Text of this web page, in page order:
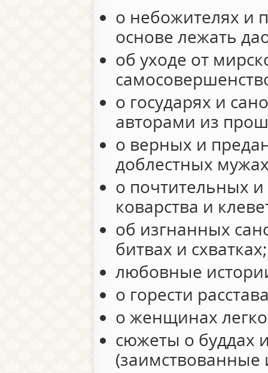
о небожителях и
основе лежать
об уходе от
о государях и
авторами из
о верных и
доблестных
о почтительных
коварства и
об изгнанных
битвах и схватках;
любовные
о горести
о женщинах
сюжеты о буддах
(заимствованные